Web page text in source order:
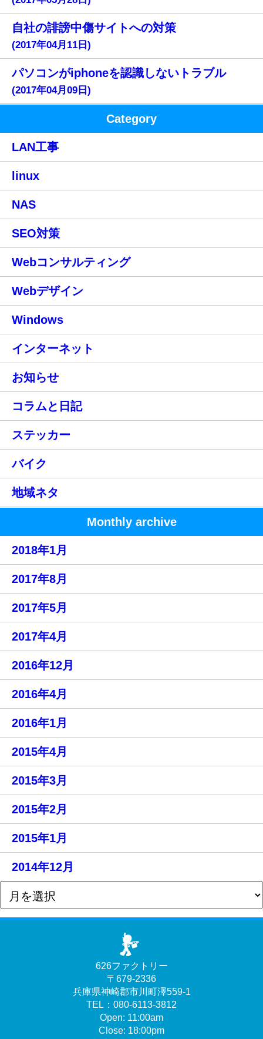
自社の誹謗中傷サイトへの対策
(2017年04月11日)
パソコンがiphoneを認識しないトラブル
(2017年04月09日)
Category
LAN工事
linux
NAS
SEO対策
Webコンサルティング
Webデザイン
Windows
インターネット
お知らせ
コラムと日記
ステッカー
バイク
地域ネタ
Monthly archive
2018年1月
2017年8月
2017年5月
2017年4月
2016年12月
2016年4月
2016年1月
2015年4月
2015年3月
2015年2月
2015年1月
2014年12月
626ファクトリー
〒679-2336
兵庫県神崎郡市川町澤559-1
TEL：080-6113-3812
Open: 11:00am
Close: 18:00pm